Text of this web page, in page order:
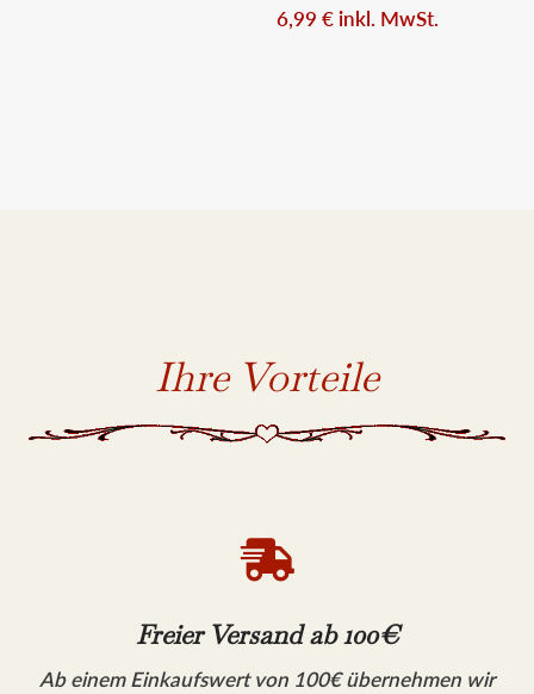
6,99€ inkl. MwSt.
Ihre Vorteile

Freier Versand ab 100€
Ab einem Einkaufswert von 100€ übernehmen wir